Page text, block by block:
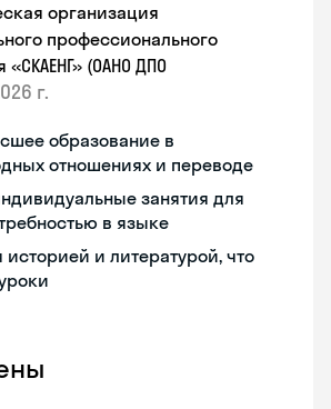
организация
профессионального
«СКАЕНГ» (ОАНО ДПО
г.
образование в
отношениях и переводе
занятия для
в языке
историей и литературой, что